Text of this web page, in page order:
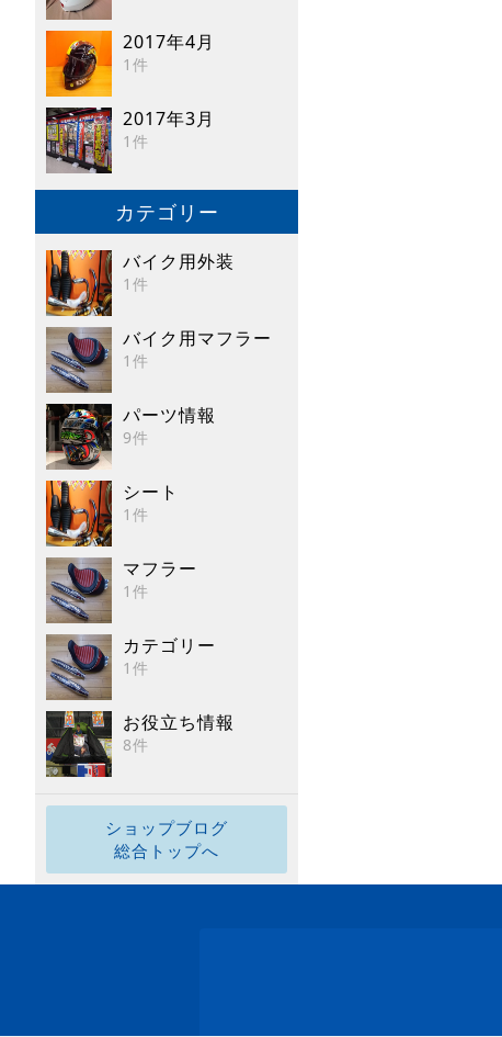
2017年4月
1件
2017年3月
1件
カテゴリー
バイク用外装
1件
バイク用マフラー
1件
パーツ情報
9件
シート
1件
マフラー
1件
カテゴリー
1件
お役立ち情報
8件
ショップブログ
総合トップへ